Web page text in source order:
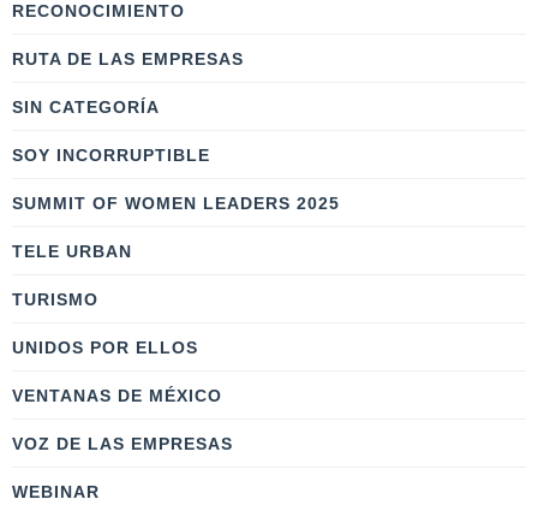
RECONOCIMIENTO
RUTA DE LAS EMPRESAS
SIN CATEGORÍA
SOY INCORRUPTIBLE
SUMMIT OF WOMEN LEADERS 2025
TELE URBAN
TURISMO
UNIDOS POR ELLOS
VENTANAS DE MÉXICO
VOZ DE LAS EMPRESAS
WEBINAR